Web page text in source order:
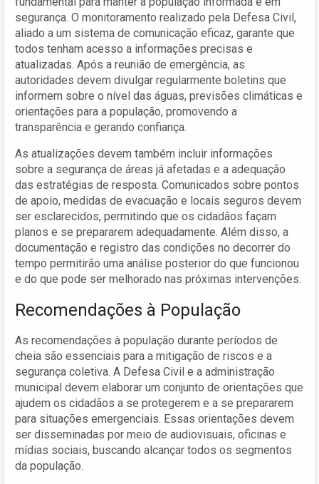
segurança. O monitoramento realizado pela Defesa Civil,
aliado a um sistema de comunicação eficaz, garante que
todos tenham acesso a informações precisas e
atualizadas. Após a reunião de emergência, as
autoridades devem divulgar regularmente boletins que
informem sobre o nível das águas, previsões climáticas e
orientações para a população, promovendo a
transparência e gerando confiança.
As atualizações devem também incluir informações
sobre a segurança de áreas já afetadas e a adequação
das estratégias de resposta. Comunicados sobre pontos
de apoio, medidas de evacuação e locais seguros devem
ser esclarecidos, permitindo que os cidadãos façam
planos e se prepararem adequadamente. Além disso, a
documentação e registro das condições no decorrer do
tempo permitirão uma análise posterior do que funcionou
e do que pode ser melhorado nas próximas intervenções.
Recomendações à População
As recomendações à população durante períodos de
cheia são essenciais para a mitigação de riscos e a
segurança coletiva. A Defesa Civil e a administração
municipal devem elaborar um conjunto de orientações que
ajudem os cidadãos a se protegerem e a se prepararem
para situações emergenciais. Essas orientações devem
ser disseminadas por meio de audiovisuais, oficinas e
mídias sociais, buscando alcançar todos os segmentos
da população.